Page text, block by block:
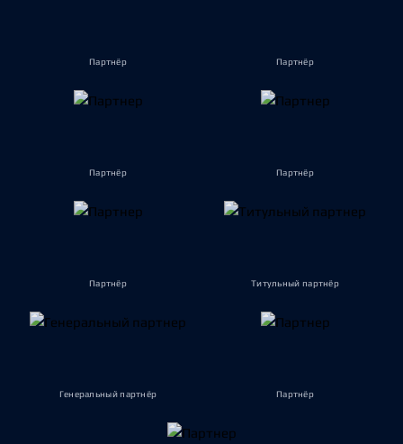
Партнёр Партнёр
Партнёр Партнёр
Партнёр Титульный партнёр
Генеральный партнёр Партнёр